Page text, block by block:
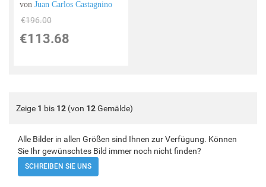
vonJuan Carlos Castagnino
€196.00
€113.68
Zeige 1 bis 12 (von 12Gemälde)
Alle Bilder in allen Größen sind Ihnen zur Verfügung. Können
Sie Ihr gewünschtes Bild immer noch nicht finden?
SCHREIBEN SIE UNS